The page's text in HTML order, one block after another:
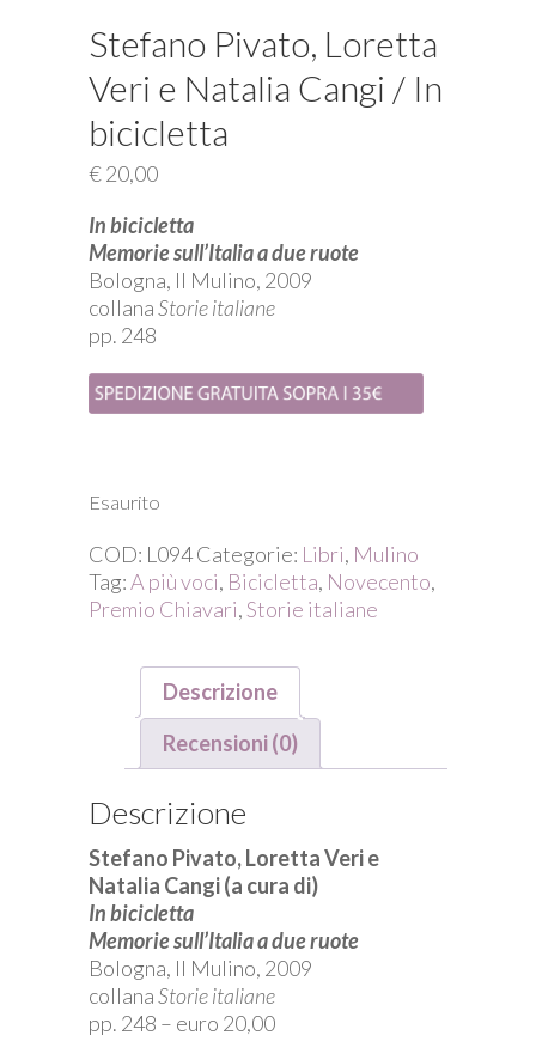
Stefano Pivato, Loretta
Veri e Natalia Cangi / In
bicicletta
€20,00
In bicicletta
Memorie sull’Italia a due ruote
Bologna, Il Mulino, 2009
collanaStorie italiane
pp. 248
Esaurito
COD: L094Categorie: Libri, Mulino
Tag:A più voci, Bicicletta, Novecento,
Premio Chiavari,Storie italiane
Descrizione
Recensioni (0)
Descrizione
Stefano Pivato, Loretta Veri e
Natalia Cangi (a cura di)
In bicicletta
Memorie sull’Italia a due ruote
Bologna, Il Mulino, 2009
collanaStorie italiane
pp. 248 – euro 20,00